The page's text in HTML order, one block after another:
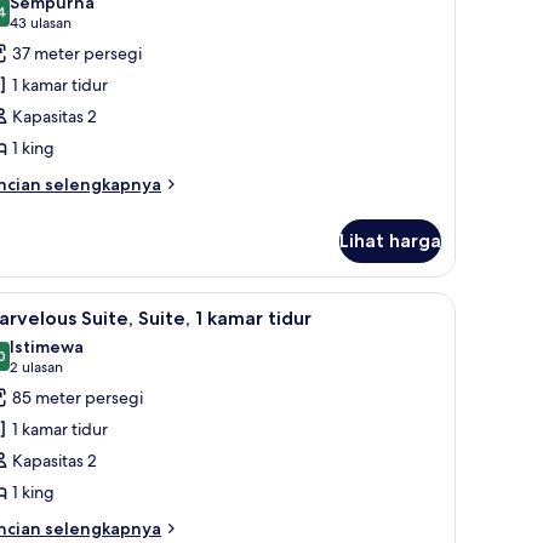
dari 10
43 ulasan
(43
ulasan)
37 meter persegi
1 kamar tidur
Kapasitas 2
1 king
selengkapnya
Lihat harga
ekstra lembut, dan minibarMarvelous Suite, Suite, 1 kamar tidur |
5 Suite, Suite, 1 kamar tidur
dari 10
Istimewa
2 ulasan
(2
ulasan)
85 meter persegi
1 kamar tidur
Kapasitas 2
1 king
selengkapnya